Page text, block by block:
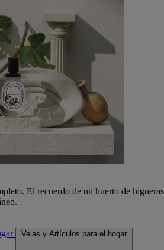
El recuerdo de un huerto de higueras
Velas y Artículos para el hogar